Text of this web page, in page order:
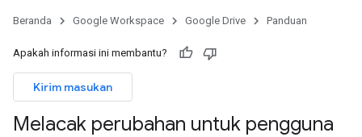
Beranda Google Workspace Google Drive Panduan
Apakah informasi ini membantu?
Kirim masukan
Melacak perubahan untuk pengguna